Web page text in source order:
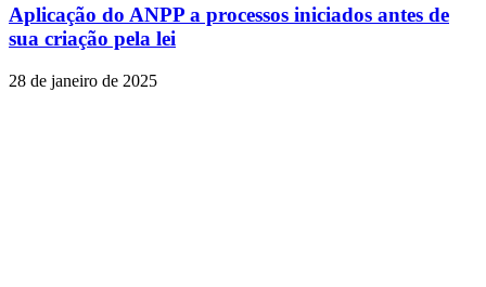
Aplicação do ANPP a processos iniciados antes de
sua criação pela lei
28 de janeiro de 2025